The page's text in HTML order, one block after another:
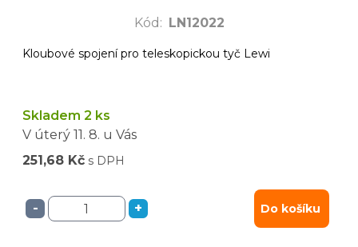
Kód : LN12022
Kloubové spojení pro teleskopickou tyč Lewi
Skladem 2 ks
V úterý 11. 8. u Vás
251,68 Kč s DPH
- + Do košíku